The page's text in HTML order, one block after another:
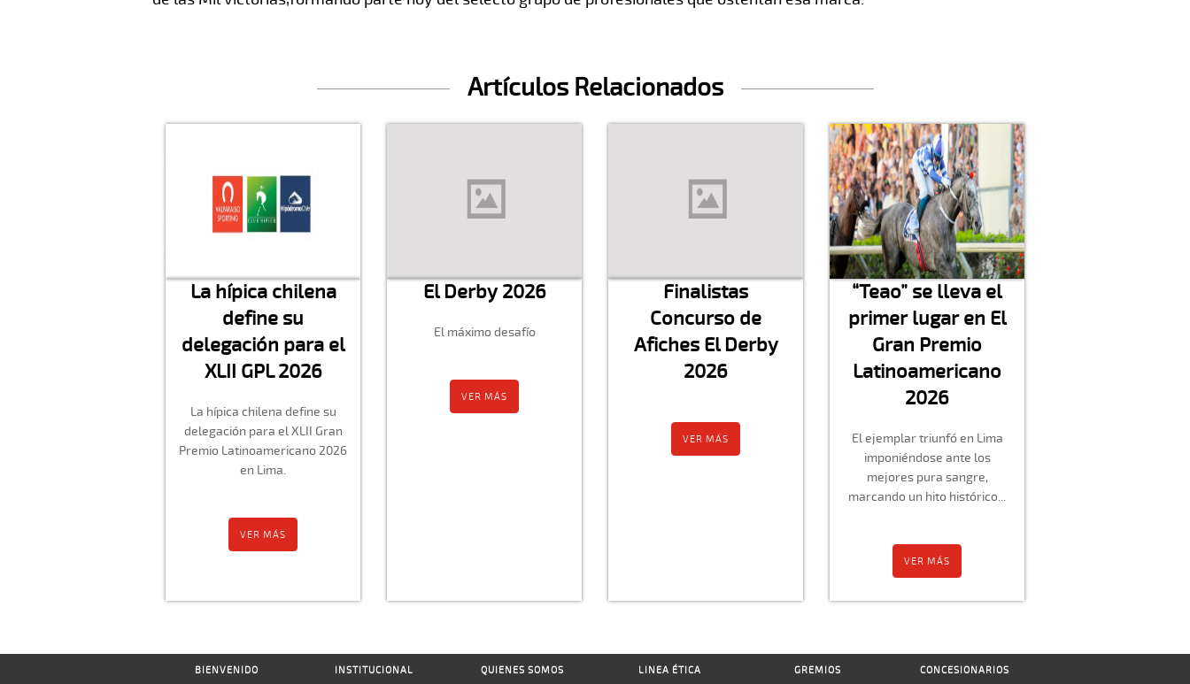
Artículos Relacionados
La hípica chilena
define su
delegación para el
XLII GPL 2026
La hípica chilena define su
delegación para el XLII Gran
Premio Latinoamericano 2026
en Lima.
VER MÁS
El Derby 2026
El máximo desafío
VER MÁS
Finalistas
Concurso de
Afiches El Derby
2026
VER MÁS
“Teao” se lleva el
primer lugar en El
Gran Premio
Latinoamericano
2026
El ejemplar triunfó en Lima
imponiéndose ante los
mejores pura sangre,
marcando un hito histórico...
VER MÁS
BIENVENIDO INSTITUCIONAL QUIENES SOMOS LINEA ÉTICA GREMIOS CONCESIONARIOS